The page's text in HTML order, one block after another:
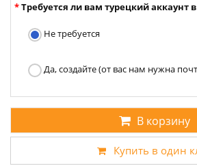
Требуется ли вам турецкий аккаунт
Не требуется
Да, создайте (от вас нам нужна
В корзину
Купить в один